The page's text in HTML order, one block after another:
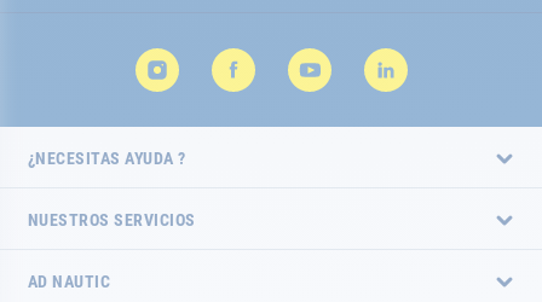
¿NECESITAS AYUDA ?
NUESTROS SERVICIOS
AD NAUTIC